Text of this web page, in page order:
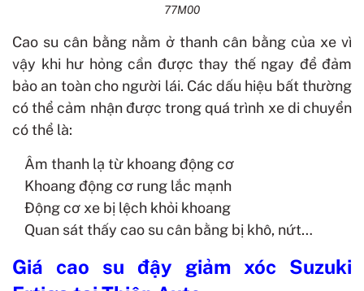
77M00
Cao su cân bằng nằm ở thanh cân bằng của xe vì
vậy khi hư hỏng cần được thay thế ngay để đảm
bảo an toàn cho người lái. Các dấu hiệu bất thường
có thể cảm nhận được trong quá trình xe di chuyển
có thể là:
Âm thanh lạ từ khoang động cơ
Khoang động cơ rung lắc mạnh
Động cơ xe bị lệch khỏi khoang
Quan sát thấy cao su cân bằng bị khô, nứt…
Giá cao su đậy giảm xóc Suzuki